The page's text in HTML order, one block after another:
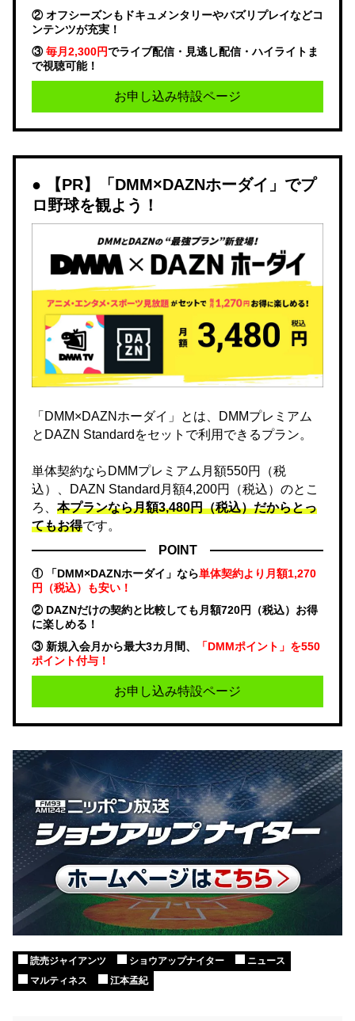
② オフシーズンもドキュメンタリーやバズリプレイなどコ
ンテンツが充実！
③毎月2,300円でライブ配信・見逃し配信・ハイライトま
で視聴可能！
お申し込み特設ページ
【PR】「DMM×DAZNホーダイ」でプ
ロ野球を観よう！
「DMM×DAZNホーダイ」とは、DMMプレミアム
とDAZN Standardをセットで利用できるプラン。
単体契約ならDMMプレミアム月額550円（税
込）、DAZN Standard月額4,200円（税込）のとこ
ろ、 本プランなら月額3,480円（税込）だからとっ
てもお得です。
POINT
① 「DMM×DAZNホーダイ」なら単体契約より月額1,270
円（税込）も安い！
② DAZNだけの契約と比較しても月額720円（税込）お得
に楽しめる！
③ 新規入会月から最大3カ月間、
「DMMポイント」を550
ポイント付与！
お申し込み特設ページ
読売ジャイアンツ ショウアップナイター
ニュース
マルティネス
江本孟紀